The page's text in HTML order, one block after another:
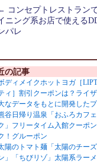
コンセプトレストラン
ニング系お店で使える
パレ
の記事
ディメイクホットヨガ［
ィ］割引クーポンは？ライ
なデータをもとに開発した
谷日帰り温泉「おふろカフ
」フリータイム入館クーポ
！グルーポン
陽のトマト麺「太陽のチー
」「ちびリゾ」太陽系ラー